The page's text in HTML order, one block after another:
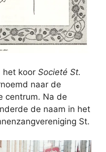
het koor Societé St.
naar de
centrum. Na de
de naam in het
St.